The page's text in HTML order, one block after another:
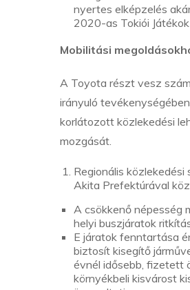
nyertes elképzelés
2020-as Tokiói
Mobilitási
A Toyota részt vesz
irányuló
korlátozott közlekedési
mozgását.
Regionális
Akita Prefektúrával
A csökkenő népesség
helyi buszjáratok
E járatok fenntartása
biztosít kisegítő
évnél idősebb, fizetett
környékbeli kisvárost